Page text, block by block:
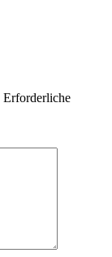
Erforderliche